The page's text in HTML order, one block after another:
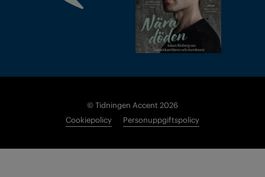
© Tidningen Accent 2026
Cookiepolicy
Personuppgiftspolicy